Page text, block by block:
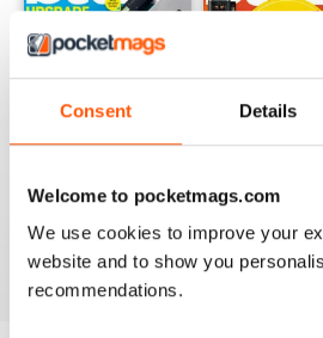
Consent Details
Welcome to pocketmags.com
We use cookies to improve your
website and to show you
recommendations.
definitive Top Tens.
August 2026
Comprar por€5,99
Ver|Añadir a la
July 2026
Comprar por
Ver|Añadir a la
cesta